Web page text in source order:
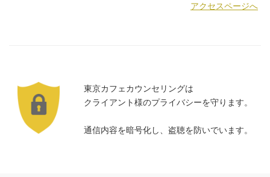
アクセスページへ
東京カフェカウンセリングは
クライアント様のプライバシーを守ります。
通信内容を暗号化し、盗聴を防いでいます。